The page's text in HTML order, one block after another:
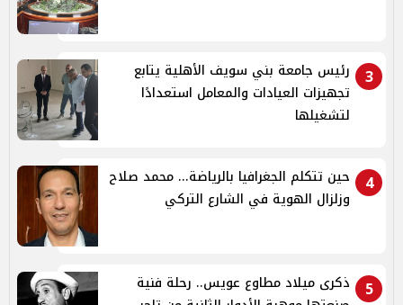
3
رئيس جامعة بني سويف الأهلية يتابع
تجهيزات العيادات والمعامل استعدادًا
لتشغيلها
4
حين تتكلم الجغرافيا بالرياضة... محمد صلاح
وزلزال الهوية في الشارع التركي
5
ذكرى ميلاد مطاوع عويس.. رحلة فنية